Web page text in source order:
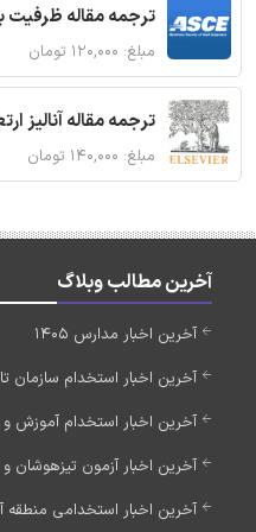
ترجمه مقاله ظرفیت
مبلغ: ۱۲۰,۰۰۰ تومان
ترجمه مقاله
مبلغ: ۱۴۰,۰۰۰ تومان
آخرین مطالب وبلاگ
آخرین اخبار مدارس 1405
آخرین اخبار استخدام سازمان تامین
آخرین اخبار استخدام آموزش و پرورش
آخرین اخبار آزمون تیزهوشان
آخرین اخبار استخدامی منطقه